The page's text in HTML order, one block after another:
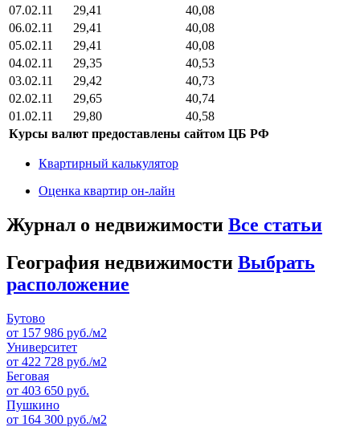
07.02.11
29,41
40,08
06.02.11
29,41
40,08
05.02.11
29,41
40,08
04.02.11
29,35
40,53
03.02.11
29,42
40,73
02.02.11
29,65
40,74
01.02.11
29,80
40,58
Курсы валют предоставлены сайтом ЦБ РФ
Квартирный калькулятор
Оценка квартир он-лайн
Журнал о недвижимости Все статьи
География недвижимости Выбрать
расположение
Бутово
от 157 986 руб./м2
Университет
от 422 728 руб./м2
Беговая
от 403 650 руб.
Пушкино
от 164 300 руб./м2